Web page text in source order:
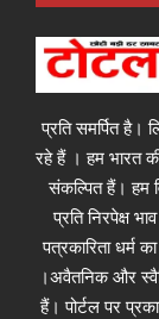
प्रति समर्पित है।
रहे हैं । हम भारत
संकल्पित हैं। हम
प्रति निरपेक्ष
पत्रकारिता धर्म
।अवैतनिक और
हैं। पोर्टल पर